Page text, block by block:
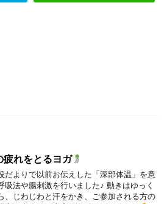
疲れをとるヨガ
だよりで以前お伝えした「深部体温」を意
吸法や腸刺激を行いました♪ 動きはゆっく
、じわじわと汗をかき、ご参加される方の